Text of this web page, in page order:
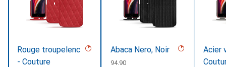
Rouge troupelenc
- Couture
Abaca Nero, Noir
CHF
94.90
Acier